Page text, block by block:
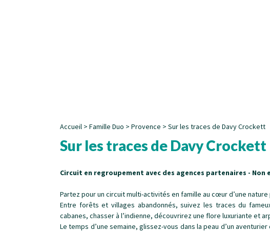
Accueil > Famille Duo > Provence > Sur les traces de Davy Crockett
Sur les traces de Davy Crockett
Circuit en regroupement avec des agences partenaires - Non
Partez pour un circuit multi-activités en famille au cœur d’une
Entre forêts et villages abandonnés, suivez les traces du
cabanes, chasser à l’indienne, découvrirez une flore luxuriante et
Le temps d’une semaine, glissez-vous dans la peau d’un